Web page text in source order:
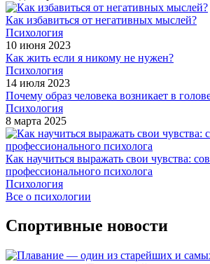
Как избавиться от негативных мыслей?
Психология
10 июня 2023
Как жить если я никому не нужен?
Психология
14 июля 2023
Почему образ человека возникает в
Психология
8 марта 2025
Как научиться выражать свои чувства:
профессионального психолога
Психология
Все о психологии
Спортивные новости